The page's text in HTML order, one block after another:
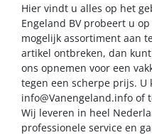
Hier vindt u alles op het
Engeland BV probeert u
mogelijk assortiment aan
artikel ontbreken, dan
ons opnemen voor een
tegen een scherpe prijs. U
info@Vanengeland.info of
Wij leveren in heel
professionele service en